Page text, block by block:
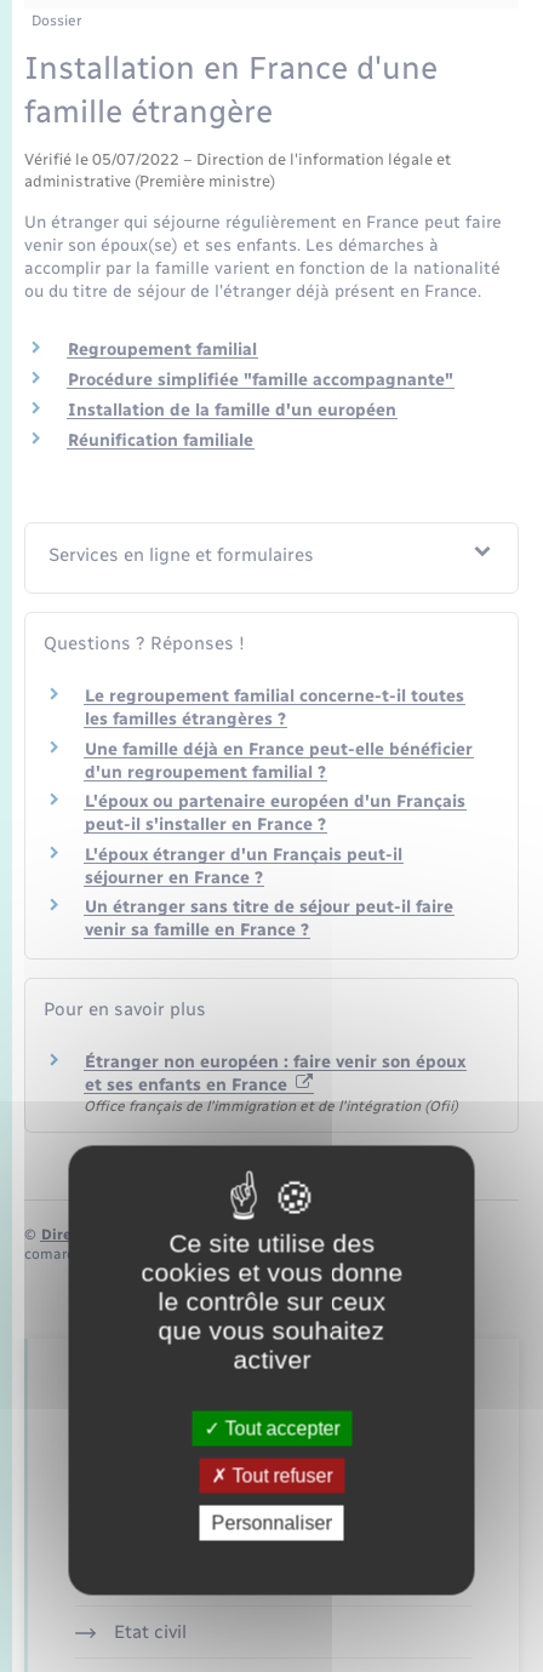
Etat-civil - Papiers - Citoyenneté
Mariage – PACS
Parrainage civil
Recensement
Loisirs
Nouvel habitant
Numérique
Organisation d’événement
Seniors
Transports
Transports scolaires
Voirie et espace public
Travaux - Autorisation d’occupation de l’espace
Compétences
Plan interactif
Présentation de la commune
Publications
Dossier
Installation en France d'une
famille étrangère
Vérifié le 05/07/2022 – Direction de l'information légale et
administrative (Première ministre)
Un étranger qui séjourne régulièrement en France peut faire
venir son époux(se) et ses enfants. Les démarches à
accomplir par la famille varient en fonction de la nationalité
ou du titre de séjour de l'étranger déjà présent en France.
Regroupement familial
Procédure simplifiée "famille accompagnante"
Installation de la famille d'un européen
Réunification familiale
Services en ligne et formulaires
Questions ? Réponses !
Le regroupement familial concerne-t-il toutes
les familles étrangères ?
Une famille déjà en France peut-elle bénéficier
d'un regroupement familial ?
L'époux ou partenaire européen d'un Français
peut-il s'installer en France ?
L'époux étranger d'un Français peut-il
séjourner en France ?
Un étranger sans titre de séjour peut-il faire
venir sa famille en France ?
Pour en savoir plus
Étranger non européen : faire venir son époux
et ses enfants en France
Office français de l'immigration et de l'intégration (Ofii)
© Direction de l’information légale et administrative
comarquage developpé parbaseo.io
Concessions funéraires
Documents d’identité
Etat civil
Ce site utilise des
cookies et vous donne
le contrôle sur ceux
que vous souhaitez
activer
Tout accepter
Tout refuser
Personnaliser